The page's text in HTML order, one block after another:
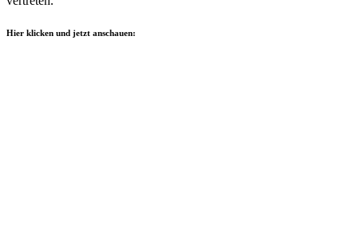
Hier klicken und jetzt anschauen: